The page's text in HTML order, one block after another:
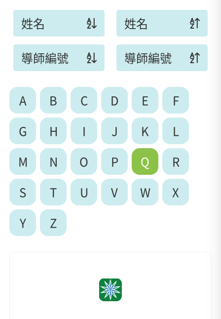
姓名
姓名
導師編號
導師編號
A B C D E
F
G
H I J K
L
M
N O P Q
R
S
T U V W
X
Y
Z